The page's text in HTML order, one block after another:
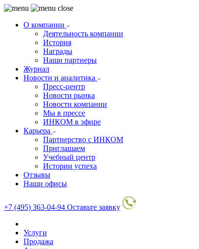
О компании
Деятельность компании
История
Награды
Наши партнеры
Журнал
Новости и аналитика
Пресс-центр
Новости рынка
Новости компании
Мы в прессе
ИНКОМ в эфире
Карьера
Партнерство с ИНКОМ
Приглашаем
Учебный центр
Истории успеха
Отзывы
Наши офисы
+7 (495) 363-04-94 Оставьте заявку
Услуги
Продажа